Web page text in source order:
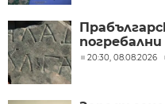
20:30, 08.08.2026